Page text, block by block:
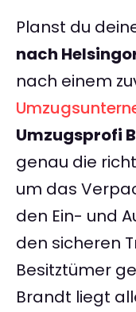
Planst du
nach
nach einem
Umzugsprofi
genau die
um das
den Ein- und
den sicheren
Besitztümer
Brandt liegt